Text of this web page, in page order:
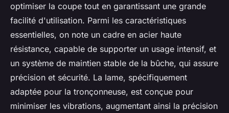
optimiser la coupe tout en garantissant une grande
facilité d'utilisation. Parmi les caractéristiques
essentielles, on note un cadre en acier haute
résistance, capable de supporter un usage intensif, et
un système de maintien stable de la bûche, qui assure
précision et sécurité. La lame, spécifiquement
adaptée pour la tronçonneuse, est conçue pour
minimiser les vibrations, augmentant ainsi la précision